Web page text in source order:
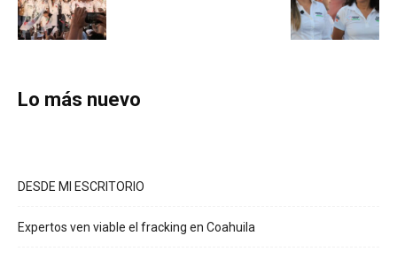
Lo más nuevo
DESDE MI ESCRITORIO
Expertos ven viable el fracking en Coahuila